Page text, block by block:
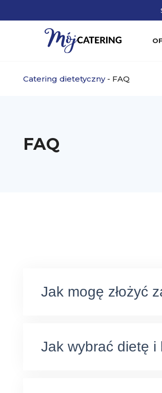
Catering dietetyczny- FAQ
FAQ
Jak mogę złożyć
Jak wybrać dietę i